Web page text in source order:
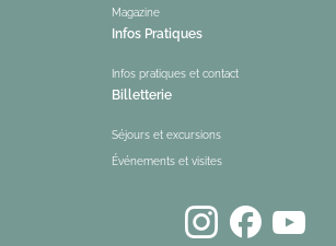
Magazine
Infos Pratiques
Infos pratiques et contact
Billetterie
Séjours et excursions
Événements et visites